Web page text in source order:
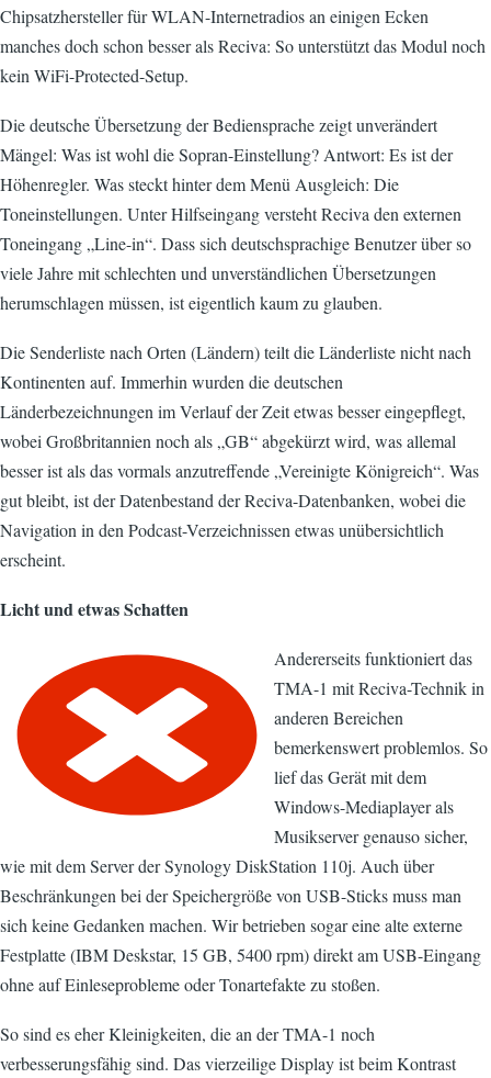
Chipsatzhersteller für WLAN-Internetradios an einigen Ecken
manches doch schon besser als Reciva: So unterstützt das Modul noch
kein WiFi-Protected-Setup.
Die deutsche Übersetzung der Bediensprache zeigt unverändert
Mängel: Was ist wohl die Sopran-Einstellung? Antwort: Es ist der
Höhenregler. Was steckt hinter dem Menü Ausgleich: Die
Toneinstellungen. Unter Hilfseingang versteht Reciva den externen
Toneingang „Line-in“. Dass sich deutschsprachige Benutzer über so
viele Jahre mit schlechten und unverständlichen Übersetzungen
herumschlagen müssen, ist eigentlich kaum zu glauben.
Die Senderliste nach Orten (Ländern) teilt die Länderliste nicht nach
Kontinenten auf. Immerhin wurden die deutschen
Länderbezeichnungen im Verlauf der Zeit etwas besser eingepflegt,
wobei Großbritannien noch als „GB“ abgekürzt wird, was allemal
besser ist als das vormals anzutreffende „Vereinigte Königreich“. Was
gut bleibt, ist der Datenbestand der Reciva-Datenbanken, wobei die
Navigation in den Podcast-Verzeichnissen etwas unübersichtlich
erscheint.
Licht und etwas Schatten
Andererseits funktioniert das
TMA-1 mit Reciva-Technik in
anderen Bereichen
bemerkenswert problemlos. So
lief das Gerät mit dem
Windows-Mediaplayer als
Musikserver genauso sicher,
wie mit dem Server der Synology DiskStation 110j. Auch über
Beschränkungen bei der Speichergröße von USB-Sticks muss man
sich keine Gedanken machen. Wir betrieben sogar eine alte externe
Festplatte (IBM Deskstar, 15 GB, 5400 rpm) direkt am USB-Eingang
ohne auf Einleseprobleme oder Tonartefakte zu stoßen.
So sind es eher Kleinigkeiten, die an der TMA-1 noch
verbesserungsfähig sind. Das vierzeilige Display ist beim Kontrast